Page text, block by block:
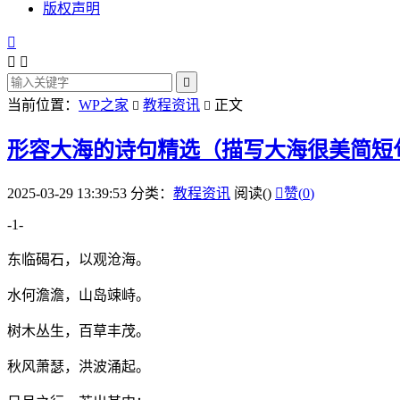
版权声明

 

当前位置： WP之家  教程资讯  正文
形容大海的诗句精选（描写大海很美简短
2025-03-29 13:39:53 分类： 教程资讯 阅读() 赞(0)
-1-
东临碣石，以观沧海。
水何澹澹，山岛竦峙。
树木丛生，百草丰茂。
秋风萧瑟，洪波涌起。